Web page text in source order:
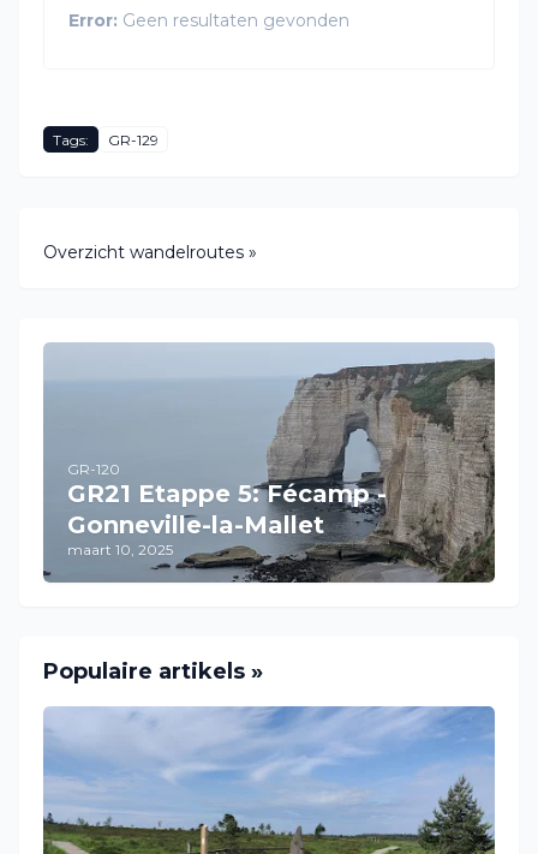
Error: Geen resultaten gevonden
Tags: GR-129
Overzicht wandelroutes »
GR-120
GR21 Etappe 5: Fécamp -
Gonneville-la-Mallet
maart 10, 2025
Populaire artikels »